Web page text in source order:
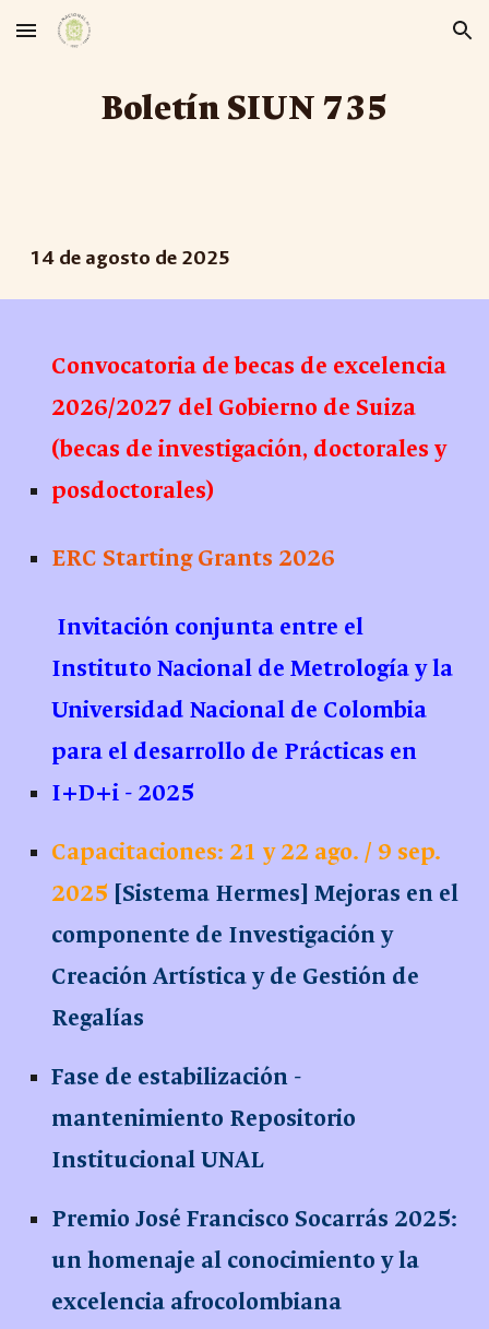
Skip to main content Skip to navigation
Boletín SIUN 735
14 de agosto de 2025
Convocatoria de becas de excelencia
2026/2027 del Gobierno de Suiza
(becas de investigación, doctorales y
posdoctorales)
ERC Starting Grants 2026
Invitación conjunta entre el
Instituto Nacional de Metrología y la
Universidad Nacional de Colombia
para el desarrollo de Prácticas en
I+D+i - 2025
Capacitaciones: 21 y 22 ago. / 9 sep.
2025 [Sistema Hermes] Mejoras en el
componente de Investigación y
Creación Artística y de Gestión de
Regalías
Fase de estabilización -
mantenimiento Repositorio
Institucional UNAL
Premio José Francisco Socarrás 2025:
un homenaje al conocimiento y la
excelencia afrocolombiana